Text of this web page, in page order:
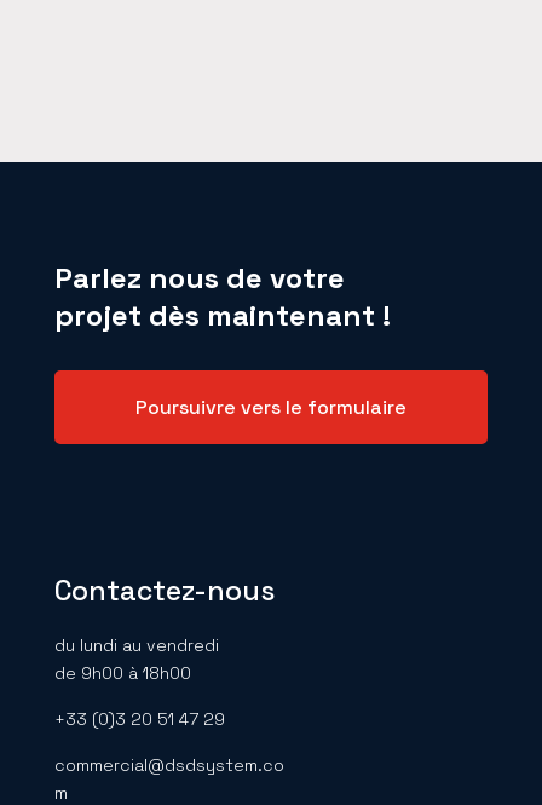
Parlez nous de votre
projet dès maintenant !
Poursuivre vers le formulaire
Contactez-nous
du lundi au vendredi
de 9h00 à 18h00
+33 (0)3 20 51 47 29
commercial@dsdsystem.co
m